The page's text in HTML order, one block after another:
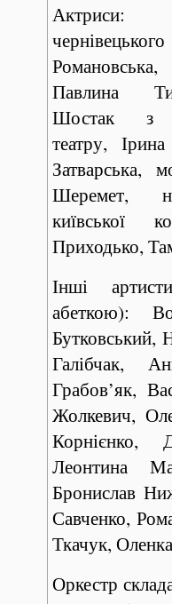
Павлина
Шостак з
театру,
Затварська,
Шеремет,
київської
Приходько,
Інші
абеткою):
Бутковський,
Галібчак,
Грабов’як,
Жолкевич,
Корнієнко,
Леонтина
Бронислав
Савченко,
Ткачук,
Оркестр